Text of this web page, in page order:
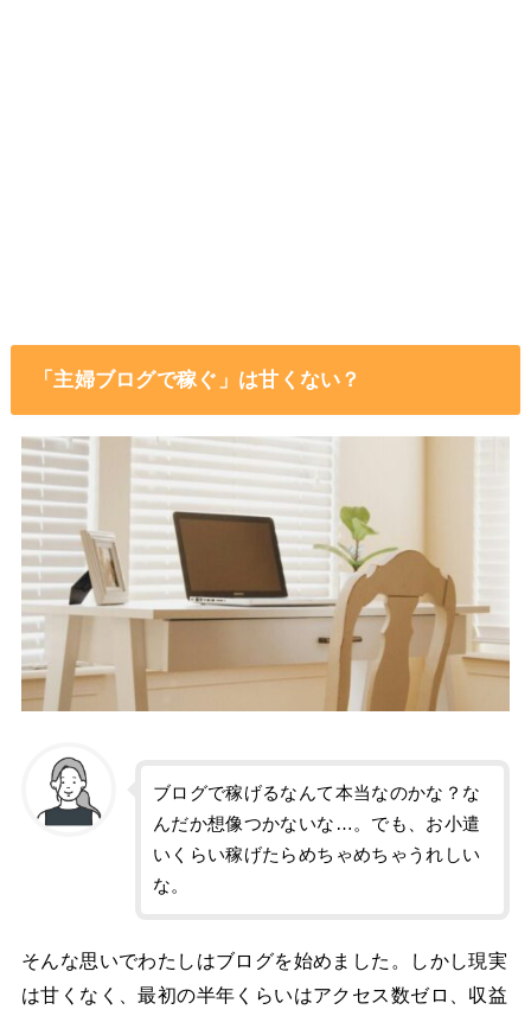
「主婦ブログで稼ぐ」は甘くない？
ブログで稼げるなんて本当なのかな？な
んだか想像つかないな…。でも、お小遣
いくらい稼げたらめちゃめちゃうれしい
な。
そんな思いでわたしはブログを始めました。しかし現実
は甘くなく、最初の半年くらいはアクセス数ゼロ、収益